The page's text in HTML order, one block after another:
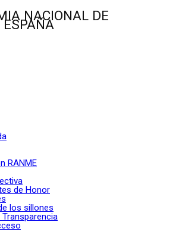
NACIONAL DE
RANME
de Honor
los sillones
Transparencia